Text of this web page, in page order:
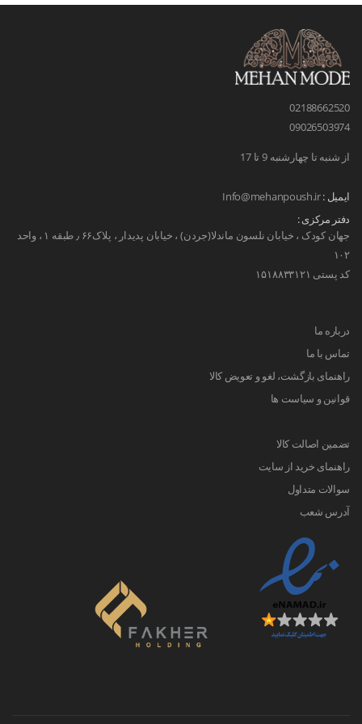
02188662520
09026503974
از شنبه تا چهارشنبه 9 تا 17
ایمیل :Info@mehanpoush.ir
دفتر مرکزی :
جهان کودک ، خیابان نلسون ماندلا(جردن) ، خیابان پدیدار ، پلاک۶۶ ٫ طبقه ۱ ، واحد
۱۰۲
کد پستی ۱۵۱۸۸۳۳۱۲۱
درباره ما
تماس با ما
راهنمای بازگشت، لغو و تعویض کالا
قوانین و سیاست ها
تضمین اصالت کالا
راهنمای خرید از سایت
سوالات متداول
آدرس شعب